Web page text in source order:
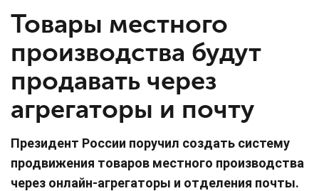
Товары местного
производства будут
продавать через
агрегаторы и почту
Президент России поручил создать систему
продвижения товаров местного производства
через онлайн-агрегаторы и отделения почты.